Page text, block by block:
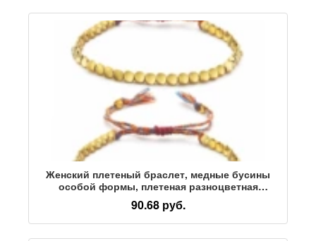
Женский плетеный браслет, медные бусины
особой формы, плетеная разноцветная
веревка, браслет с регулируемым потоком
воды, плетеный браслет из медных бусин
особой формы
90.68 руб.